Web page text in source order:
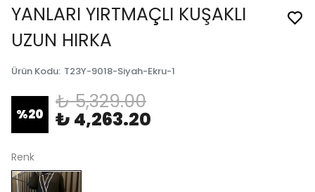
YANLARI YIRTMAÇLI KUŞAKLI
UZUN HIRKA
Ürün Kodu: T23Y-9018-Siyah-Ekru-1
%20
₺ 5,329.00
₺ 4,263.20
Renk